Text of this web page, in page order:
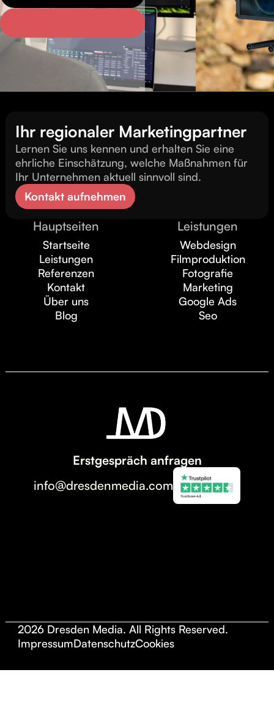
Ihr regionaler Marketingpartner
Lernen Sie uns kennen und erhalten Sie eine
ehrliche Einschätzung, welche Maßnahmen für
Ihr Unternehmen aktuell sinnvoll sind.
Kontakt aufnehmen
Hauptseiten
Startseite
Leistungen
Referenzen
Kontakt
Über uns
Blog
Leistungen
Webdesign
Filmproduktion
Fotografie
Marketing
Google Ads
Seo
Erstgespräch anfragen
info@dresdenmedia.com
2026 Dresden Media. All Rights Reserved.
ImpressumDatenschutzCookies